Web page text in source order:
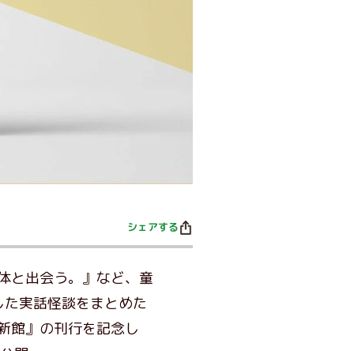
シェアする
と出会う。』など、童
実話怪談をまとめた
館』の刊行を記念し